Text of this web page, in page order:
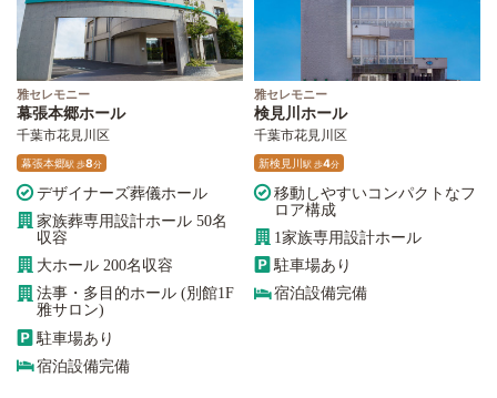
雅セレモニー
幕張本郷ホール
千葉市花見川区
幕張本郷駅歩8分
デザイナーズ葬儀ホール
家族葬専用設計ホール 50名
収容
大ホール 200名収容
法事・多目的ホール (別館1F
雅サロン)
駐車場あり
宿泊設備完備
雅セレモニー
検見川ホール
千葉市花見川区
新検見川駅歩4分
移動しやすいコンパクトなフ
ロア構成
1家族専用設計ホール
駐車場あり
宿泊設備完備